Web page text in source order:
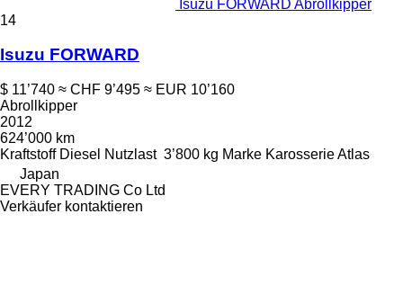
Isuzu FORWARD Abrollkipper
14
Isuzu FORWARD
$ 11’740 ≈ CHF 9’495 ≈ EUR 10’160
Abrollkipper
2012
624’000 km
Kraftstoff Diesel Nutzlast 3’800 kg Marke KarosserieAtlas
Japan
EVERY TRADING Co Ltd
Verkäufer kontaktieren